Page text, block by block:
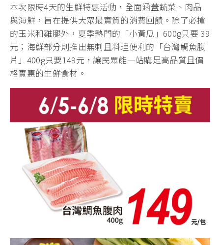
本次限時4天的生鮮特惠活動，全面涵蓋蔬菜、肉品
與海鮮，旨在提供大眾最實質的消費回饋。除了必搶
的玉米和雞腿外，夏季熱門的「小黃瓜」600g只要 39
元；海鮮部分則推出無刺且料理便利的「台灣鯛魚腹
片」400g只要149元，讓民眾能一站購足高品質且價
格實惠的生鮮食材。